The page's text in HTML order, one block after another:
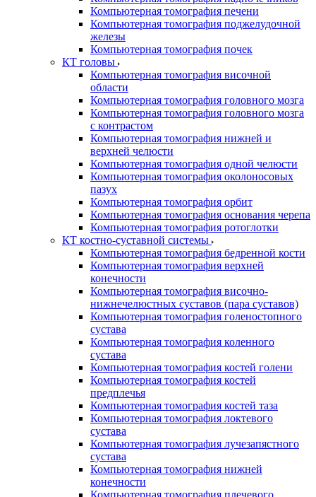
Компьютерная томография печени
Компьютерная томография поджелудочной
железы
Компьютерная томография почек
КТ головы
Компьютерная томография височной
области
Компьютерная томография головного мозга
Компьютерная томография головного мозга
с контрастом
Компьютерная томография нижней и
верхней челюсти
Компьютерная томография одной челюсти
Компьютерная томография околоносовых
пазух
Компьютерная томография орбит
Компьютерная томография основания черепа
Компьютерная томография ротоглотки
КТ костно-суставной системы
Компьютерная томография бедренной кости
Компьютерная томография верхней
конечности
Компьютерная томография височно-
нижнечелюстных суставов (пара суставов)
Компьютерная томография голеностопного
сустава
Компьютерная томография коленного
сустава
Компьютерная томография костей голени
Компьютерная томография костей
предплечья
Компьютерная томография костей таза
Компьютерная томография локтевого
сустава
Компьютерная томография лучезапястного
сустава
Компьютерная томография нижней
конечности
Компьютерная томография плечевого